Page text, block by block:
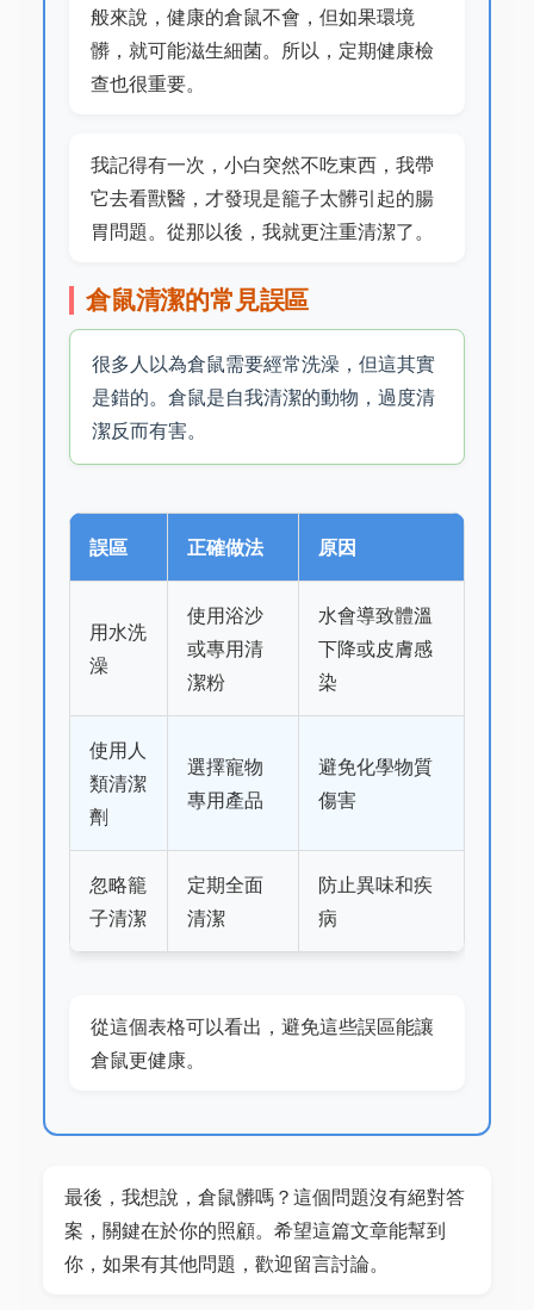
般來說，健康的倉鼠不會，但如果環境
髒，就可能滋生細菌。所以，定期健康檢
查也很重要。
我記得有一次，小白突然不吃東西，我帶
它去看獸醫，才發現是籠子太髒引起的腸
胃問題。從那以後，我就更注重清潔了。
倉鼠清潔的常見誤區
很多人以為倉鼠需要經常洗澡，但這其實
是錯的。倉鼠是自我清潔的動物，過度清
潔反而有害。
誤區 正確做法 原因
用水洗
澡
使用浴沙
或專用清
潔粉
水會導致體溫
下降或皮膚感
染
使用人
類清潔
劑
選擇寵物
專用產品
避免化學物質
傷害
忽略籠
子清潔
定期全面
清潔
防止異味和疾
病
從這個表格可以看出，避免這些誤區能讓
倉鼠更健康。
最後，我想說，倉鼠髒嗎？這個問題沒有絕對答
案，關鍵在於你的照顧。希望這篇文章能幫到
你，如果有其他問題，歡迎留言討論。